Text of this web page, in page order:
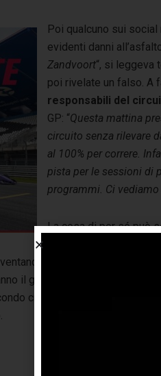
Poi qualcuno sui
evidenti danni
Zandvoort“, si leggeva
poi rivelate un falso. A
responsabili del
GP: “Questa mattina
circuito senza rilevare
al 100% per correre.
pista per le sessioni di
programmi. Ci
La cosa di per sé può
sempre più diffuso
il giro del mondo. Per non
crea immagini a comando.